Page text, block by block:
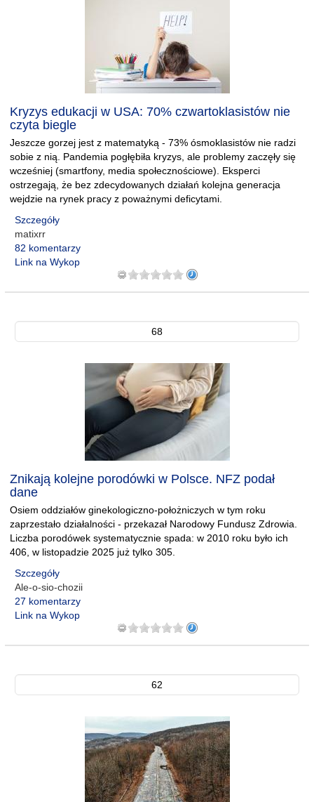
Kryzys edukacji w USA: 70% czwartoklasistów nie
czyta biegle
Jeszcze gorzej jest z matematyką - 73% ósmoklasistów nie radzi
sobie z nią. Pandemia pogłębiła kryzys, ale problemy zaczęły się
wcześniej (smartfony, media społecznościowe). Eksperci
ostrzegają, że bez zdecydowanych działań kolejna generacja
wejdzie na rynek pracy z poważnymi deficytami.
Szczegóły
matixrr
82 komentarzy
Link na Wykop
68
Znikają kolejne porodówki w Polsce. NFZ podał
dane
Osiem oddziałów ginekologiczno-położniczych w tym roku
zaprzestało działalności - przekazał Narodowy Fundusz Zdrowia.
Liczba porodówek systematycznie spada: w 2010 roku było ich
406, w listopadzie 2025 już tylko 305.
Szczegóły
Ale-o-sio-chozii
27 komentarzy
Link na Wykop
62